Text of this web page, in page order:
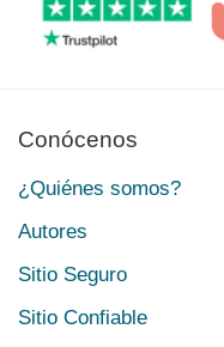
Conócenos
¿Quiénes somos?
Autores
Sitio Seguro
Sitio Confiable